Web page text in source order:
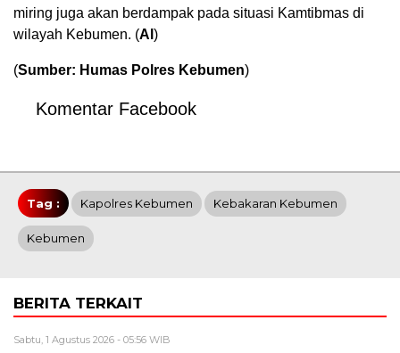
miring juga akan berdampak pada situasi Kamtibmas di
wilayah Kebumen. (Al )
(Sumber: Humas Polres Kebumen)
Komentar Facebook
Tag : Kapolres Kebumen Kebakaran Kebumen
Kebumen
BERITA TERKAIT
Sabtu, 1 Agustus 2026 - 05:56 WIB